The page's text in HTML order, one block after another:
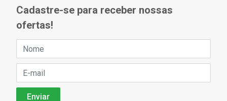
Cadastre-se para receber nossas
ofertas!